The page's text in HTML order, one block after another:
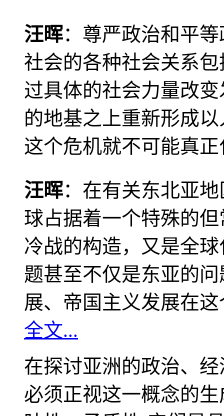
汪晖：尊严政治和平
社会的各种社会关系
过具体的社会力量改
的地基之上重新形成
这个危机就不可能真
汪晖：在有关东北亚
球占据着一个特殊的
冷战的构造，又是全
题甚至不仅是东亚的
展、帝国主义发展在
全文...
在探讨亚洲的政治、
必须正视这一概念的